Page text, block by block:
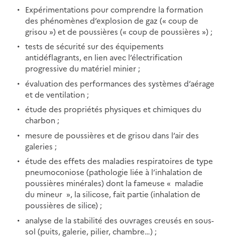
Expérimentations pour comprendre la formation
des phénomènes d’explosion de gaz (« coup de
grisou ») et de poussières (« coup de poussières ») ;
tests de sécurité sur des équipements
antidéflagrants, en lien avec l’électrification
progressive du matériel minier ;
évaluation des performances des systèmes d’aérage
et de ventilation ;
étude des propriétés physiques et chimiques du
charbon ;
mesure de poussières et de grisou dans l’air des
galeries ;
étude des effets des maladies respiratoires de type
pneumoconiose (pathologie liée à l’inhalation de
poussières minérales) dont la fameuse « maladie
du mineur », la silicose, fait partie (inhalation de
poussières de silice) ;
analyse de la stabilité des ouvrages creusés en sous-
sol (puits, galerie, pilier, chambre…) ;